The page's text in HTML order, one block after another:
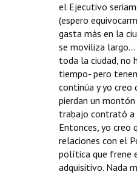
el Ejecutivo
(espero
gasta más en la
se moviliza
toda la ciudad, no
tiempo- pero
continúa y yo
pierdan un
trabajo contrató a
Entonces, yo creo
relaciones con el
política que frene
adquisitivo. Nada